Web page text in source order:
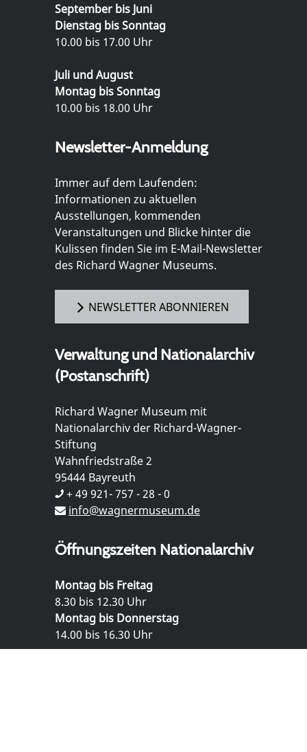
September bis Juni
Dienstag bis Sonntag
10.00 bis 17.00 Uhr
Juli und August
Montag bis Sonntag
10.00 bis 18.00 Uhr
Newsletter-Anmeldung
Immer auf dem Laufenden:
Informationen zu aktuellen
Ausstellungen, kommenden
Veranstaltungen und Blicke hinter die
Kulissen finden Sie im E-Mail-Newsletter
des Richard Wagner Museums.
NEWSLETTER ABONNIEREN
Verwaltung und Nationalarchiv
(Postanschrift)
Richard Wagner Museum mit
Nationalarchiv der Richard-Wagner-
Stiftung
Wahnfriedstraße 2
95444 Bayreuth
+ 49 921- 757 - 28 - 0
info@wagnermuseum.de
Öffnungszeiten Nationalarchiv
Montag bis Freitag
8.30 bis 12.30 Uhr
Montag bis Donnerstag
14.00 bis 16.30 Uhr